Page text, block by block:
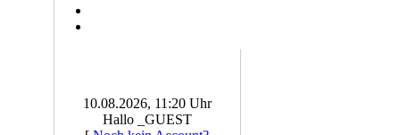
10.08.2026, 11:20 Uhr
Hallo _GUEST